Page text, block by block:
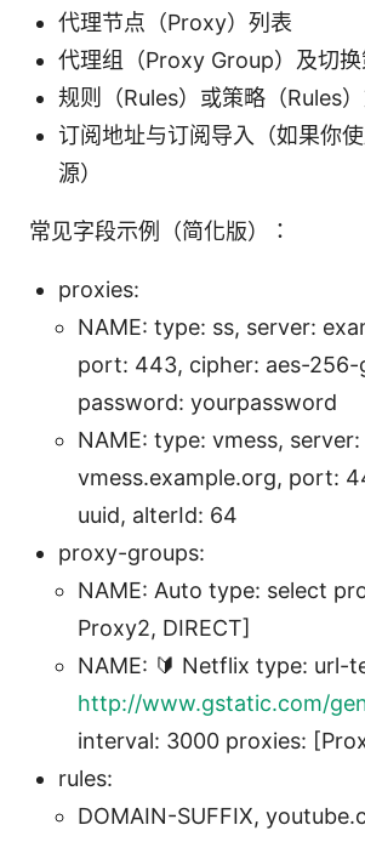
代理节点（Proxy）列表
代理组（Proxy Group）及切
规则（Rules）或策略（Rules
订阅地址与订阅导入（如果你
源）
常见字段示例（简化版）：
proxies:
NAME: type: ss, server:
port: 443, cipher: aes-256-
password: yourpassword
NAME: type: vmess, server:
vmess.example.org, port:
uuid, alterId: 64
proxy-groups:
NAME: Auto type: select
Proxy2, DIRECT]
NAME: 🔰 Netflix type: url-
http://www.gstatic.com/
interval: 3000 proxies:
rules:
DOMAIN-SUFFIX,